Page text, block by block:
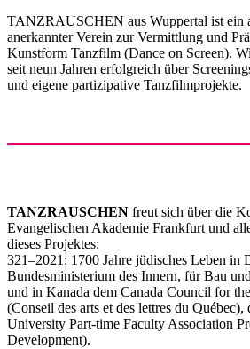
TANZRAUSCHEN aus Wuppertal ist ein
anerkannter Verein zur Vermittlung und
Kunstform Tanzfilm (Dance on Screen).
seit neun Jahren erfolgreich über
und eigene partizipative Tanzfilmprojekte.
TANZRAUSCHEN freut sich über die
Evangelischen Akademie Frankfurt und
dieses Projektes:
321–2021: 1700 Jahre jüdisches Leben in
Bundesministerium des Innern, für Bau
und in Kanada dem Canada Council for
(Conseil des arts et des lettres du
University Part-time Faculty Association
Development).